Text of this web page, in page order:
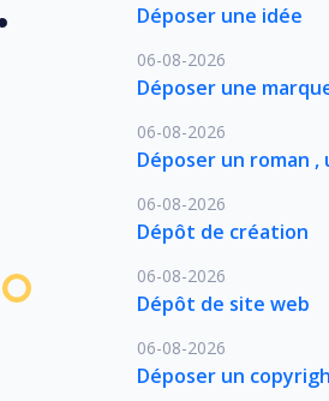
Déposer une idée
06-08-2026
Déposer une
06-08-2026
Déposer un roman
06-08-2026
Dépôt de création
06-08-2026
Dépôt de site web
06-08-2026
Déposer un